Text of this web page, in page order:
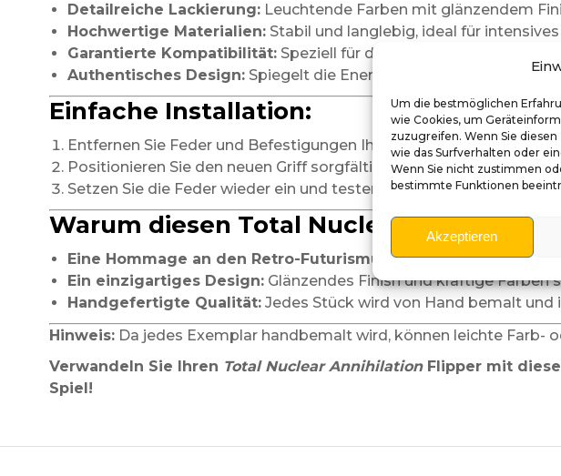
Um die bestmöglichen
wie Cookies, um
zuzugreifen. Wenn Sie
wie das Surfverhalten oder
Wenn Sie nicht zustimmen
bestimmte Funktionen
Akzeptieren
Detailreiche Lackierung:Leuchtende Farben mit glänzendem
Hochwertige Materialien:Stabil und langlebig, ideal für intensives
Garantierte Kompatibilität:Speziell für den Flipper
Authentisches Design:Spiegelt die Energie, Spannung und
Einfache Installation:
Entfernen Sie Feder und Befestigungen Ihres aktuellen Shooter-
Positionieren Sie den neuen Griff sorgfältig und richten Sie ihn am
Setzen Sie die Feder wieder ein und testen Sie den
Warum diesen Total Nuclear
Eine Hommage an den Retro-Futurismus:Das Nuklearsymbol
Ein einzigartiges Design:Glänzendes Finish und kräftige Farben
Handgefertigte Qualität:Jedes Stück wird von Hand bemalt und
Hinweis:Da jedes Exemplar handbemalt wird, können leichte Farb-
Verwandeln Sie Ihren Total Nuclear AnnihilationFlipper mit
Spiel!